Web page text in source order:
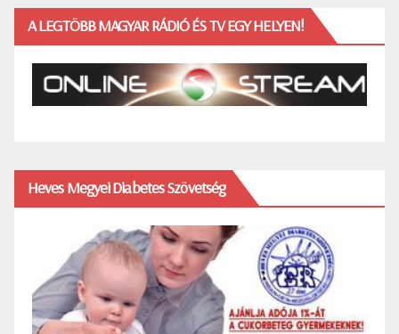
A LEGTÖBB MAGYAR RÁDIÓ ÉS TV EGY HELYEN!
Heves Megyei Diabetes Szövetség